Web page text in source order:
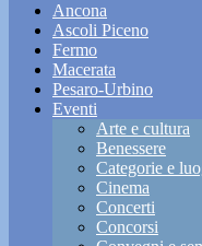
Ancona
Ascoli Piceno
Fermo
Macerata
Pesaro-Urbino
Eventi
Arte e cultura
Benessere
Categorie e
Cinema
Concerti
Concorsi